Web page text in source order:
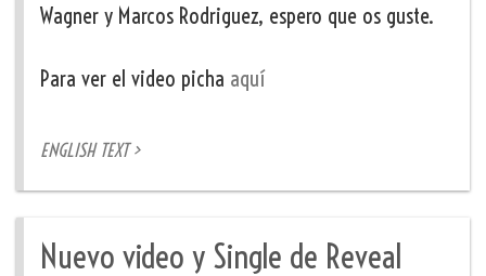
Wagner y Marcos Rodriguez, espero que os guste.
Para ver el video picha aquí
ENGLISH TEXT >
Nuevo video y Single de Reveal